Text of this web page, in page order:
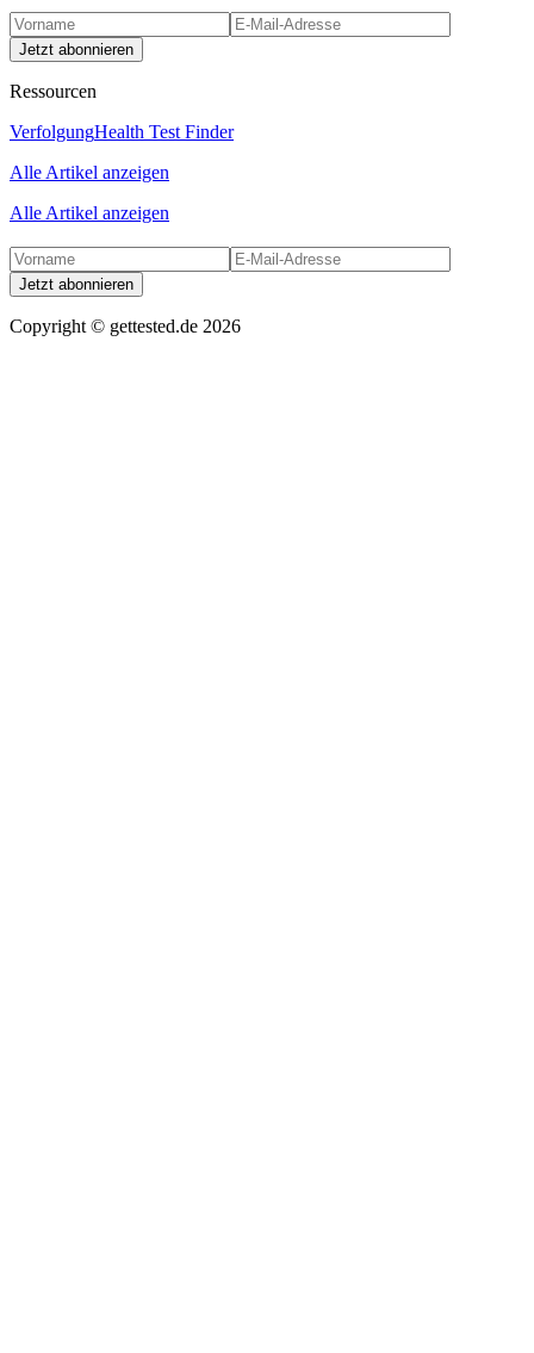
Jetzt abonnieren
Ressourcen
VerfolgungHealth Test Finder
Alle Artikel anzeigen
Alle Artikel anzeigen
Jetzt abonnieren
Copyright © gettested.de 2026